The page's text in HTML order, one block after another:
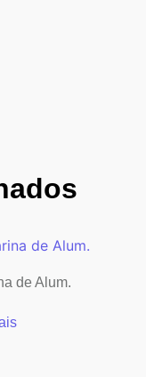
de Alum.